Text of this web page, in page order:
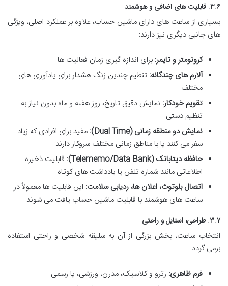
۳.۶. قابلیت های اضافی و هوشمند
بسیاری از ساعت های دارای ماشین حساب، علاوه بر عملکرد اصلی، ویژگی
های جانبی دیگری نیز دارند:
کرونومتر و تایمر: برای اندازه گیری زمان فعالیت ها.
آلارم های چندگانه: تنظیم چندین زنگ هشدار برای یادآوری های
مختلف.
تقویم خودکار: نمایش دقیق تاریخ، روز هفته و ماه بدون نیاز به
تنظیم دستی.
نمایش دو منطقه زمانی (Dual Time):
مفید برای افرادی که زیاد
سفر می کنند یا با مناطق زمانی مختلف سروکار دارند.
حافظه دیتابانک (Telememo/Data Bank):
قابلیت ذخیره
اطلاعاتی مانند شماره تلفن یا یادداشت های کوتاه.
اتصال بلوتوث، اعلان ها، ردیابی سلامت: این قابلیت ها معمولاً در
ساعت های هوشمند با قابلیت ماشین حساب یافت می شوند.
۳.۷. طراحی، استایل و راحتی
انتخاب ساعت، بخش بزرگی از آن به سلیقه شخصی و راحتی استفاده
برمی گردد:
فرم ظاهری: رترو و کلاسیک، مدرن، ورزشی، یا رسمی.